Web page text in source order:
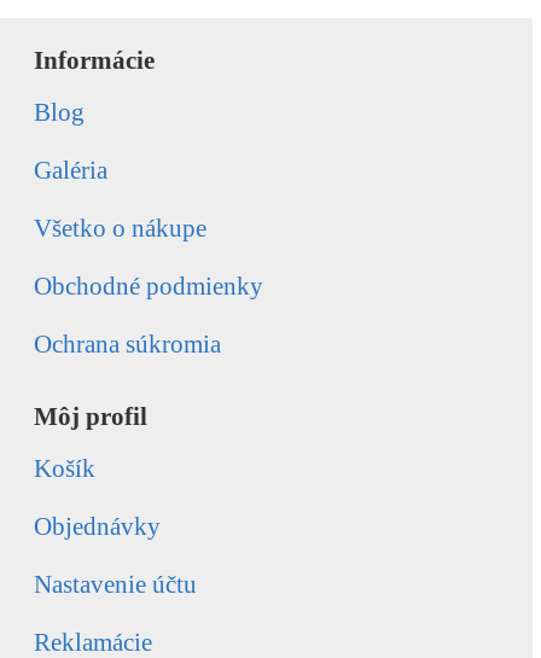
Informácie
Blog
Galéria
Všetko o nákupe
Obchodné podmienky
Ochrana súkromia
Môj profil
Košík
Objednávky
Nastavenie účtu
Reklamácie